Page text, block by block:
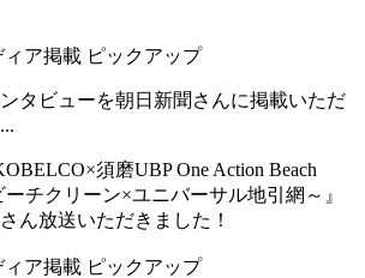
ィア掲載 ピックアップ
タビューを朝日新聞さんに掲載いただ
ィア掲載 ピックアップ